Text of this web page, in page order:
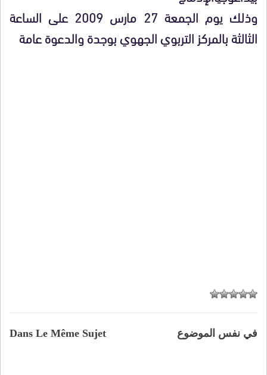
وذلك يوم الجمعة 27 مارس 2009 على الساعة
الثالثة بالمركز التربوي الجهوي بوجدة والدعوة عامة
Dans Le Même Sujet في نفس الموضوع